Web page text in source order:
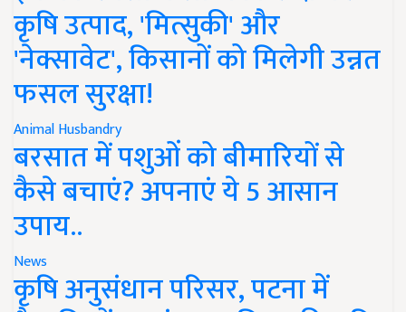
कृषि उत्पाद, 'मित्सुकी' और
'नेक्सावेट', किसानों को मिलेगी उन्नत
फसल सुरक्षा!
Animal Husbandry
बरसात में पशुओं को बीमारियों से
कैसे बचाएं? अपनाएं ये 5 आसान
उपाय..
News
कृषि अनुसंधान परिसर, पटना में